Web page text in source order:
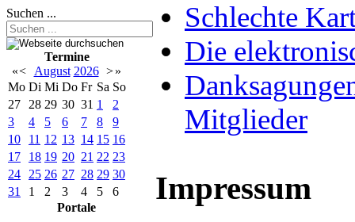
Suchen ...
Termine
«< August 2026 > »
Mo Di Mi Do Fr Sa So
27
28 29 30 31 1
2
3
4 5 6 7 8
9
10
11 12 13 14 15 16
17
18 19 20 21 22 23
24
25 26 27 28 29 30
31
1 2 3 4 5
6
Portale
Schlechte
Die
Mitglieder
Impressum